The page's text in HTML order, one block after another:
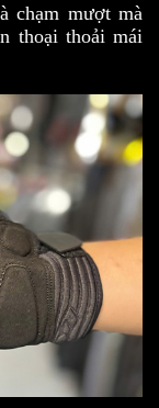
chạm mượt mà
thoại thoải mái